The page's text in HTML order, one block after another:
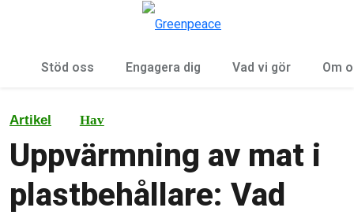
Stöd oss Engagera dig Vad vi gör Om
Artikel Hav
Uppvärmning av mat i
plastbehållare: Vad